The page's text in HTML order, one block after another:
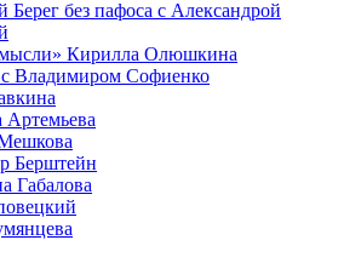
Берег без пафоса с Александрой
мысли» Кирилла Олюшкина
с Владимиром Софиенко
Артемьева
Берштейн
Габалова